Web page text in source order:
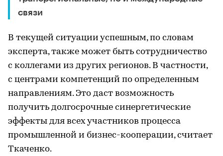
связи
В текущей ситуации успешным, по словам
эксперта, также может быть сотрудничество
с коллегами из других регионов. В частности,
с центрами компетенций по определенным
направлениям. Это даст возможность
получить долгосрочные синергетические
эффекты для всех участников процесса
промышленной и бизнес-кооперации, считает
Ткаченко.